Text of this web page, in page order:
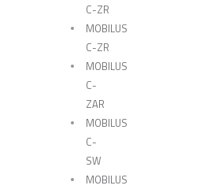
C-ZR
MOBILUS
C-ZR
MOBILUS
C-
ZAR
MOBILUS
C-
SW
MOBILUS